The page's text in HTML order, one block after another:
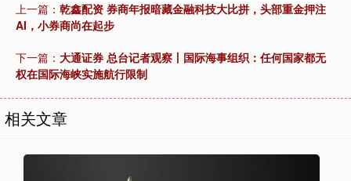
上一篇： 乾鑫配资 券商年报暗藏金融科技大比拼，头部重金押注
AI，小券商尚在起步
下一篇： 大通证券 总台记者观察丨国际海事组织：任何国家都无
权在国际海峡实施航行限制
相关文章